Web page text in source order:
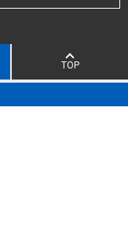
TOP